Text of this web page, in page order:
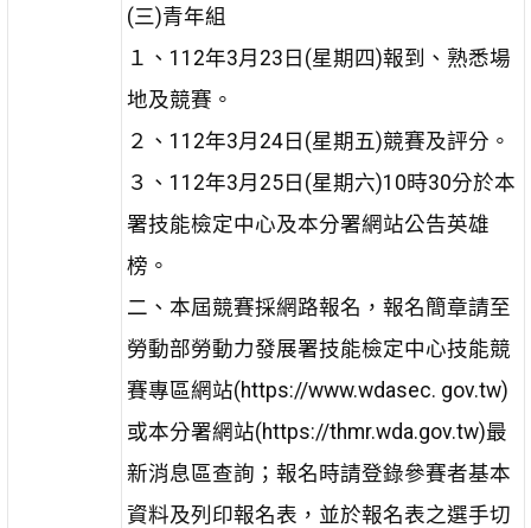
(三)青年組
１、112年3月23日(星期四)報到、熟悉場
地及競賽。
２、112年3月24日(星期五)競賽及評分。
３、112年3月25日(星期六)10時30分於本
署技能檢定中心及本分署網站公告英雄
榜。
二、本屆競賽採網路報名，報名簡章請至
勞動部勞動力發展署技能檢定中心技能競
賽專區網站(https://www.wdasec. gov.tw)
或本分署網站(https://thmr.wda.gov.tw)最
新消息區查詢；報名時請登錄參賽者基本
資料及列印報名表，並於報名表之選手切